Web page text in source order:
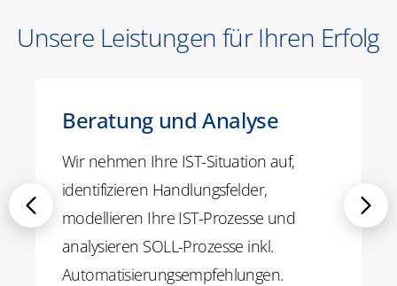
Unsere Leistungen für Ihren Erfolg
Beratung und Analyse
Wir nehmen Ihre IST-Situation auf,
identifizieren Handlungsfelder,
modellieren Ihre IST-Prozesse und
analysieren SOLL-Prozesse inkl.
Automatisierungsempfehlungen.